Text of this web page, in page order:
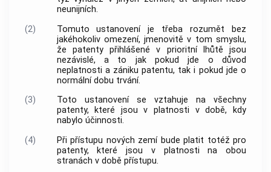
neunijních.
(2)
Tomuto ustanovení je třeba rozumět bez
jakéhokoliv omezení, jmenovitě v tom smyslu,
že patenty přihlášené v prioritní lhůtě jsou
nezávislé, a to jak pokud jde o důvod
neplatnosti a zániku patentu, tak i pokud jde o
normální dobu trvání.
(3)
Toto ustanovení se vztahuje na všechny
patenty, které jsou v platnosti v době, kdy
nabylo účinnosti.
(4)
Při přístupu nových zemí bude platit totéž pro
patenty, které jsou v platnosti na obou
stranách v době přístupu.